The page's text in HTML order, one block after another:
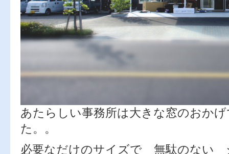
あたらしい事務所は大きな窓のおか
た。。
必要なだけのサイズで 無駄のない